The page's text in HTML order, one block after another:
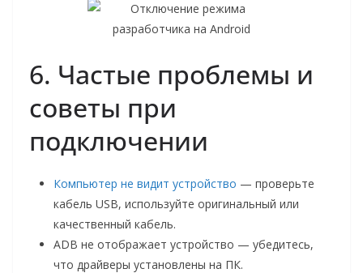
6. Частые проблемы и
советы при
подключении
Компьютер не видит устройство — проверьте
кабель USB, используйте оригинальный или
качественный кабель.
ADB не отображает устройство — убедитесь,
что драйверы установлены на ПК.